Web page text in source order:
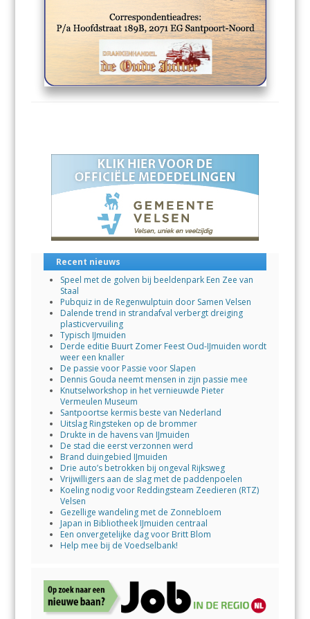
Recent nieuws
Speel met de golven bij beeldenpark Een Zee van
Staal
Pubquiz in de Regenwulptuin door Samen Velsen
Dalende trend in strandafval verbergt dreiging
plasticvervuiling
Typisch IJmuiden
Derde editie Buurt Zomer Feest Oud-IJmuiden wordt
weer een knaller
De passie voor Passie voor Slapen
Dennis Gouda neemt mensen in zijn passie mee
Knutselworkshop in het vernieuwde Pieter
Vermeulen Museum
Santpoortse kermis beste van Nederland
Uitslag Ringsteken op de brommer
Drukte in de havens van IJmuiden
De stad die eerst verzonnen werd
Brand duingebied IJmuiden
Drie auto’s betrokken bij ongeval Rijksweg
Vrijwilligers aan de slag met de paddenpoelen
Koeling nodig voor Reddingsteam Zeedieren (RTZ)
Velsen
Gezellige wandeling met de Zonnebloem
Japan in Bibliotheek IJmuiden centraal
Een onvergetelijke dag voor Britt Blom
Help mee bij de Voedselbank!